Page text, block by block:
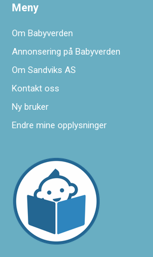
Meny
Om Babyverden
Annonsering på Babyverden
Om Sandviks AS
Kontakt oss
Ny bruker
Endre mine opplysninger